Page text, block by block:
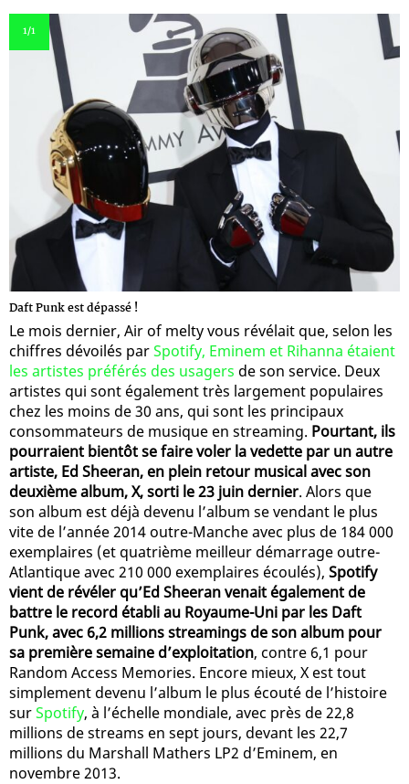
1/1
Daft Punk est dépassé !
Le mois dernier, Air of melty vous révélait que, selon les
chiffres dévoilés parSpotify, Eminem et Rihanna étaient
les artistes préférés des usagers de son service. Deux
artistes qui sont également très largement populaires
chez les moins de 30 ans, qui sont les principaux
consommateurs de musique en streaming. Pourtant, ils
pourraient bientôt se faire voler la vedette par un autre
artiste, Ed Sheeran, en plein retour musical avec son
deuxième album, X, sorti le 23 juin dernier. Alors que
son album est déjà devenu l’album se vendant le plus
vite de l’année 2014 outre-Manche avec plus de 184 000
exemplaires (et quatrième meilleur démarrage outre-
Atlantique avec 210 000 exemplaires écoulés), Spotify
vient de révéler qu’Ed Sheeran venait également de
battre le record établi au Royaume-Uni par les Daft
Punk, avec 6,2 millions streamings de son album pour
sa première semaine d’exploitation, contre 6,1 pour
Random Access Memories. Encore mieux, X est tout
simplement devenu l’album le plus écouté de l’histoire
surSpotify, à l’échelle mondiale, avec près de 22,8
millions de streams en sept jours, devant les 22,7
millions du Marshall Mathers LP2 d’Eminem, en
novembre 2013.